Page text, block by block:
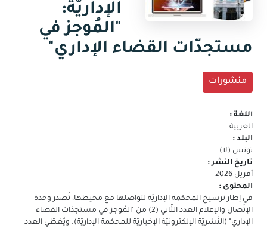
الإداريّة:
"المُوجز في
مستجدّات القضاء الإداري"
منشورات
اللغة :
العربية
البلد :
تونس (لا)
تاريخ النشر :
أفريل 2026
المحتوى :
في إطار ترسيخ المحكمة الإداريّة لتواصلها مع محيطها، تُصدر وحدة
الإتّصال والإعلام العدد الثّاني (2) من "المُوجز في مستجدّات القضاء
الإداري" (النّشريّة الإلكترونيّة الإخباريّة للمحكمة الإداريّة). ويُغطّي العدد